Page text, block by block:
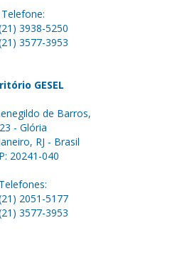
Telefone:
3938-5250
3577-3953
GESEL
de Barros,
23 - Glória
RJ - Brasil
20241-040
Telefones:
2051-5177
3577-3953